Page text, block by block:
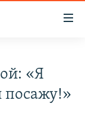
«Я
посажу!»